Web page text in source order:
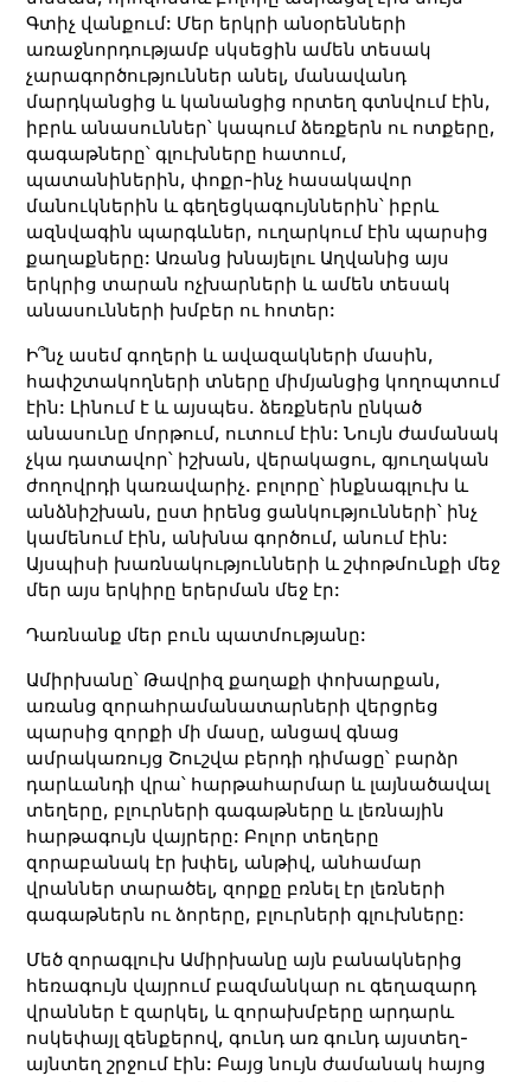
Գտիչ վանքում: Մեր երկրի անօրենների
առաջնորդությամբ սկսեցին ամեն տեսակ
չարագործություններ անել, մանավանդ
մարդկանցից և կանանցից որտեղ գտնվում էին,
իբրև անասուններ՝ կապում ձեռքերն ու ոտքերը,
գագաթները՝ գլուխները հատում,
պատանիներին, փոքր-ինչ հասակավոր
մանուկներին և գեղեցկագույններին՝ իբրև
ազնվագին պարգևներ, ուղարկում էին պարսից
քաղաքները: Առանց խնայելու Աղվանից այս
երկրից տարան ոչխարների և ամեն տեսակ
անասունների խմբեր ու հոտեր:
Ի՞նչ ասեմ գողերի և ավազակների մասին,
հափշտակողների տները միմյանցից կողոպտում
էին: Լինում է և այսպես. ձեռքներն ընկած
անասունը մորթում, ուտում էին: Նույն ժամանակ
չկա դատավոր՝ իշխան, վերակացու, գյուղական
ժողովրդի կառավարիչ. բոլորը՝ ինքնագլուխ և
անձնիշխան, ըստ իրենց ցանկությունների՝ ինչ
կամենում էին, անխնա գործում, անում էին:
Այսպիսի խառնակությունների և շփոթմունքի մեջ
մեր այս երկիրը երերման մեջ էր:
Դառնանք մեր բուն պատմությանը:
Ամիրխանը՝ Թավրիզ քաղաքի փոխարքան,
առանց զորահրամանատարների վերցրեց
պարսից զորքի մի մասը, անցավ գնաց
ամրակառույց Շուշվա բերդի դիմացը՝ բարձր
դարևանդի վրա՝ հարթահարմար և լայնածավալ
տեղերը, բլուրների գագաթները և լեռնային
հարթագույն վայրերը: Բոլոր տեղերը
զորաբանակ էր խփել, անթիվ, անհամար
վրաններ տարածել, զորքը բռնել էր լեռների
գագաթներն ու ձորերը, բլուրների գլուխները:
Մեծ զորագլուխ Ամիրխանը այն բանակներից
հեռագույն վայրում բազմանկար ու գեղազարդ
վրաններ է զարկել, և զորախմբերը արդարև
ոսկեփայլ զենքերով, գունդ առ գունդ այստեղ-
այնտեղ շրջում էին: Բայց նույն ժամանակ հայոց